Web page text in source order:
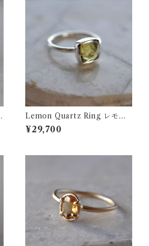
Lemon Quartz Ring レモン
クォーツ シルバーリング
¥29,700